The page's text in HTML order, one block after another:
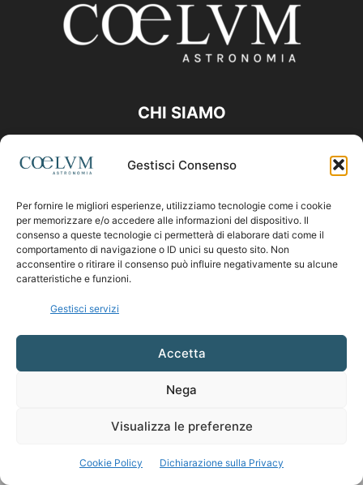
Gestisci Consenso
Per fornire le migliori esperienze, utilizziamo tecnologie come i cookie
per memorizzare e/o accedere alle informazioni del dispositivo. Il
consenso a queste tecnologie ci permetterà di elaborare dati come il
comportamento di navigazione o ID unici su questo sito. Non
acconsentire o ritirare il consenso può influire negativamente su alcune
caratteristiche e funzioni.
Gestisci servizi
Accetta
Nega
Visualizza le preferenze
Cookie Policy Dichiarazione sulla Privacy
CHI SIAMO
Contattaci:coelumastro@coelum.com
SEGUICI